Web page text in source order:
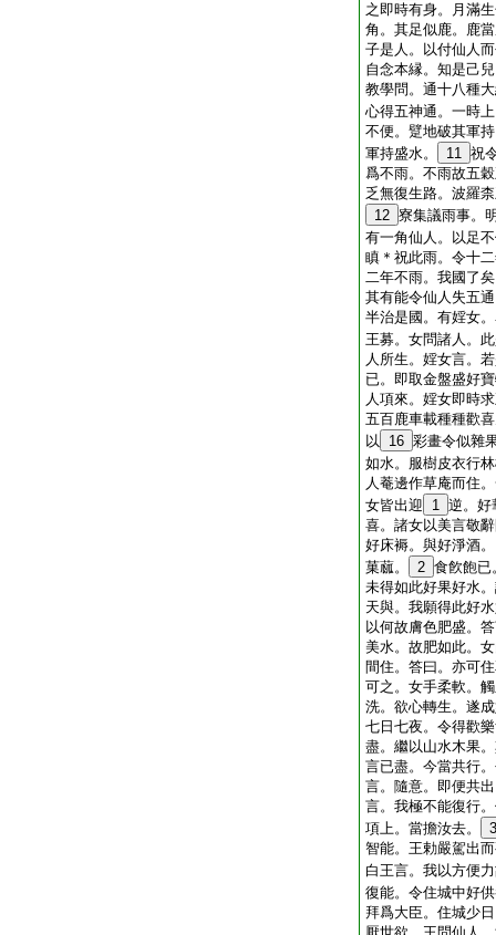
之即時有身。月滿
角。其足似鹿。鹿
子是人。以付仙人
自念本縁。知是己
教學問。通十八種
心得五神通。一時
不便。躄地破其軍
軍持盛水。
11 祝
爲不雨。不雨故五
乏無復生路。波羅
12 寮集議雨事。
有一角仙人。以足
瞋＊祝此雨。令十
二年不雨。我國了
其有能令仙人失五
半治是國。有婬女
王募。女問諸人。
人所生。婬女言。
已。即取金盤盛好
人項來。婬女即時
五百鹿車載種種歡
以
16 彩畫令似雜
如水。服樹皮衣行
人菴邊作草庵而住
女皆出迎
1 逆。好
喜。諸女以美言敬
好床褥。與好淨酒
菓蓏。
2 食飮飽已
未得如此好果好水
天與。我願得此好
以何故膚色肥盛。
美水。故肥如此。
間住。答曰。亦可
可之。女手柔軟。
洗。欲心轉生。遂
七日七夜。令得歡
盡。繼以山水木果
言已盡。今當共行
言。隨意。即便共
言。我極不能復行
項上。當擔汝去。
3
智能。王勅嚴駕出
白王言。我以方便
復能。令住城中好
拜爲大臣。住城少